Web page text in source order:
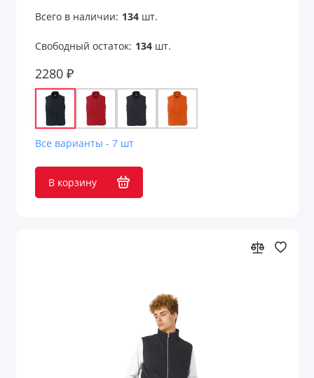
Всего в наличии: 134шт.
Свободный остаток: 134шт.
2280 ₽
Все варианты - 7 шт
В корзину